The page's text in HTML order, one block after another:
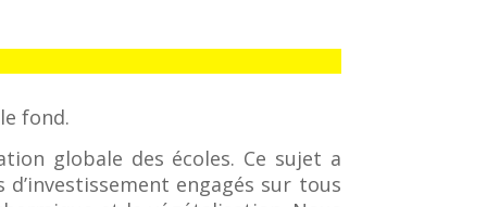
fond.
globale des écoles. Ce sujet a
engagés sur tous